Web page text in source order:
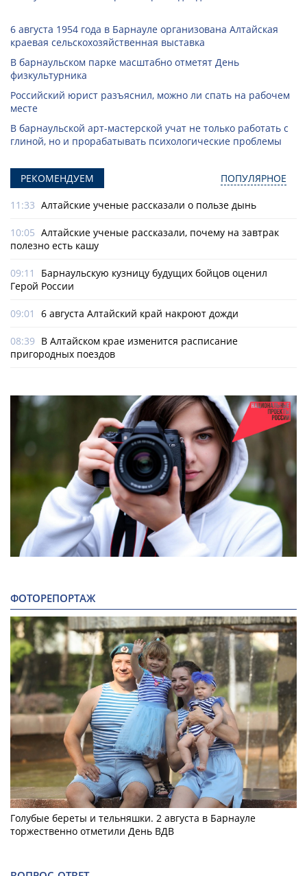
6 августа 1954 года в Барнауле организована Алтайская
краевая сельскохозяйственная выставка
В барнаульском парке масштабно отметят День
физкультурника
Российский юрист разъяснил, можно ли спать на рабочем
месте
В барнаульской арт-мастерской учат не только работать с
глиной, но и прорабатывать психологические проблемы
РЕКОМЕНДУЕМ ПОПУЛЯРНОЕ
11:33 Алтайские ученые рассказали о пользе дынь
10:05 Алтайские ученые рассказали, почему на завтрак
полезно есть кашу
09:11
Барнаульскую кузницу будущих бойцов оценил
Герой России
09:01 6 августа Алтайский край накроют дожди
08:39 В Алтайском крае изменится расписание
пригородных поездов
ФОТОРЕПОРТАЖ
Голубые береты и тельняшки. 2 августа в Барнауле
торжественно отметили День ВДВ